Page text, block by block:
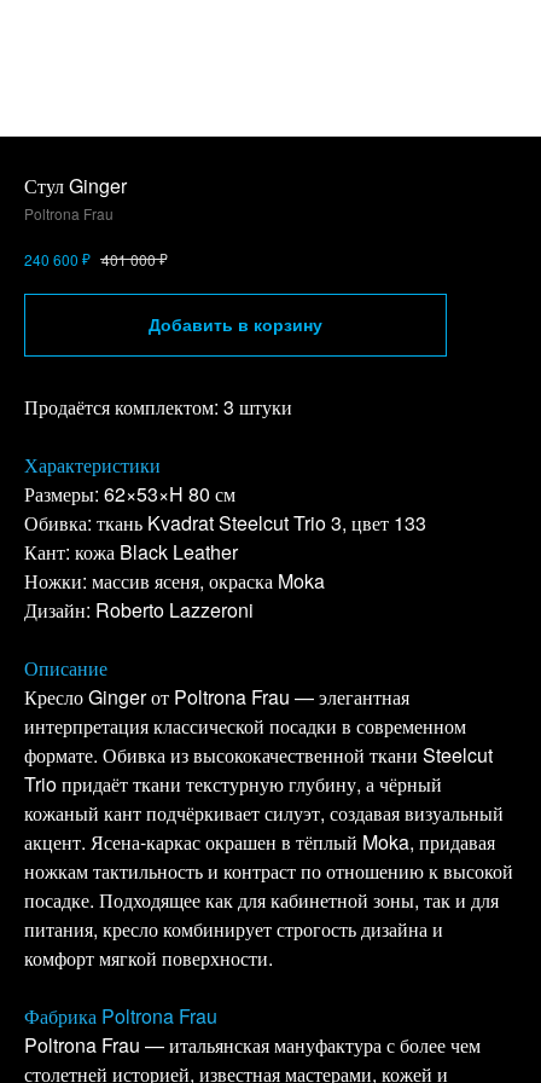
Стул Ginger
Poltrona Frau
240 600 ₽ 401 000₽
Добавить в корзину
Продаётся комплектом: 3 штуки
Характеристики
Размеры: 62×53×H 80 см
Обивка: ткань Kvadrat Steelcut Trio 3, цвет 133
Кант: кожа Black Leather
Ножки: массив ясеня, окраска Moka
Дизайн: Roberto Lazzeroni
Описание
Кресло Ginger от Poltrona Frau — элегантная
интерпретация классической посадки в современном
формате. Обивка из высококачественной ткани Steelcut
Trio придаёт ткани текстурную глубину, а чёрный
кожаный кант подчёркивает силуэт, создавая визуальный
акцент. Ясена-каркас окрашен в тёплый Moka, придавая
ножкам тактильность и контраст по отношению к высокой
посадке. Подходящее как для кабинетной зоны, так и для
питания, кресло комбинирует строгость дизайна и
комфорт мягкой поверхности.
Фабрика Poltrona Frau
Poltrona Frau — итальянская мануфактура с более чем
столетней историей, известная мастерами, кожей и